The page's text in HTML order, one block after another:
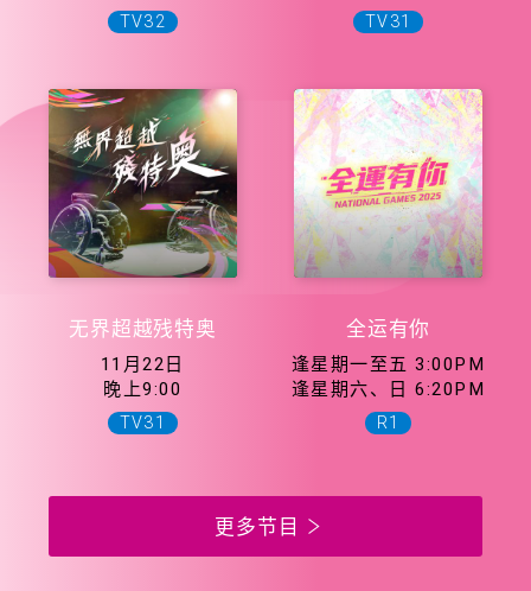
TV32 TV31
无界超越残特奥
11月22日
晚上9:00
TV31
全运有你
逢星期一至五 3:00PM
逢星期六、日 6:20PM
R1
更多节目